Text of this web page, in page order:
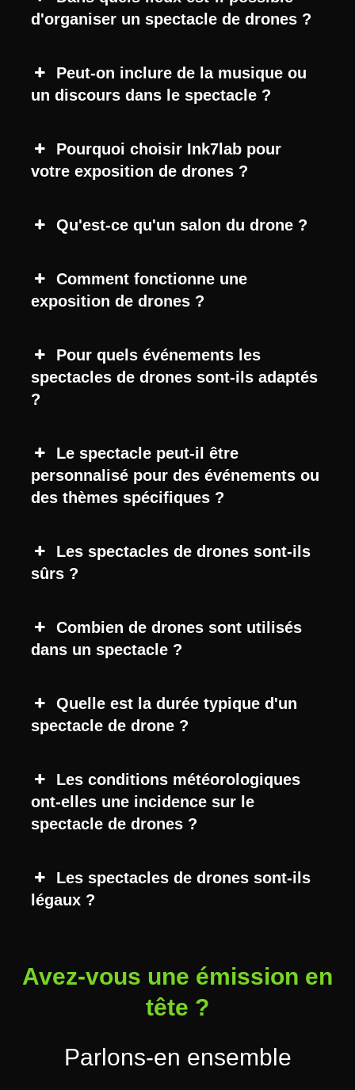
d'organiser un spectacle de drones ?
Peut-on inclure de la musique ou
un discours dans le spectacle ?
Pourquoi choisir Ink7lab pour
votre exposition de drones ?
Qu'est-ce qu'un salon du drone ?
Comment fonctionne une
exposition de drones ?
Pour quels événements les
spectacles de drones sont-ils adaptés
?
Le spectacle peut-il être
personnalisé pour des événements ou
des thèmes spécifiques ?
Les spectacles de drones sont-ils
sûrs ?
Combien de drones sont utilisés
dans un spectacle ?
Quelle est la durée typique d'un
spectacle de drone ?
Les conditions météorologiques
ont-elles une incidence sur le
spectacle de drones ?
Les spectacles de drones sont-ils
légaux ?
Avez-vous une émission en
tête ?
Parlons-en ensemble